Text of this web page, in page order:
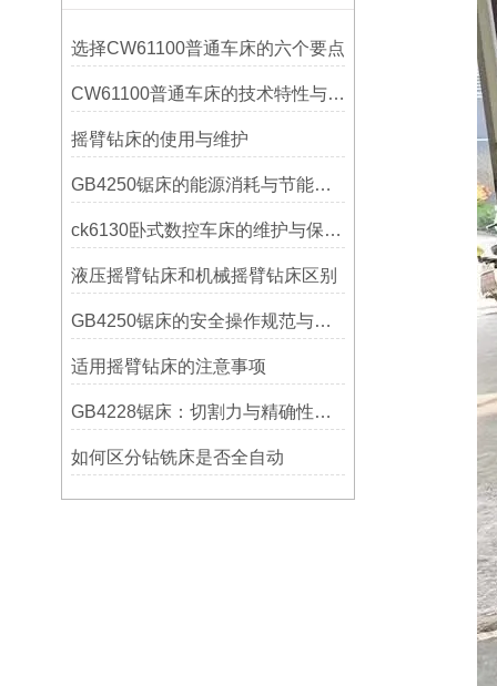
选择CW61100普通车床的六个要点
CW61100普通车床的技术特性与操作优势
摇臂钻床的使用与维护
GB4250锯床的能源消耗与节能措施
ck6130卧式数控车床的维护与保养策略
液压摇臂钻床和机械摇臂钻床区别
GB4250锯床的安全操作规范与注意事项
适用摇臂钻床的注意事项
GB4228锯床：切割力与精确性的结合
如何区分钻铣床是否全自动